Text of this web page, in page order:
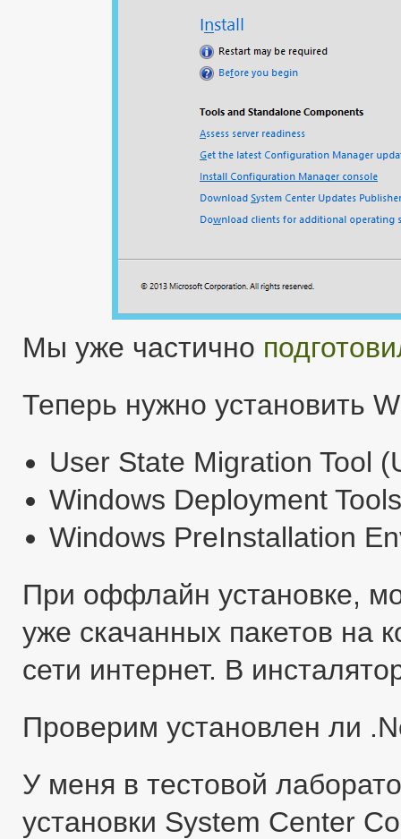
Мы уже частично
Теперь нужно установить
User State Migration Tool
Windows Deployment Tools
Windows PreInstallation
При оффлайн установке,
уже скачанных пакетов на
сети интернет. В
Проверим установлен ли
У меня в тестовой
установки System Center